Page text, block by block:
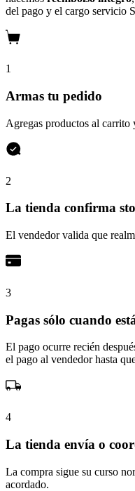
del pago y el cargo servicio
1
Armas tu pedido
Agregas productos al carrito
2
La tienda confirma
El vendedor valida que
3
Pagas sólo cuando
El pago ocurre recién
el pago al vendedor hasta
4
La tienda envía o
La compra sigue su curso
acordado.